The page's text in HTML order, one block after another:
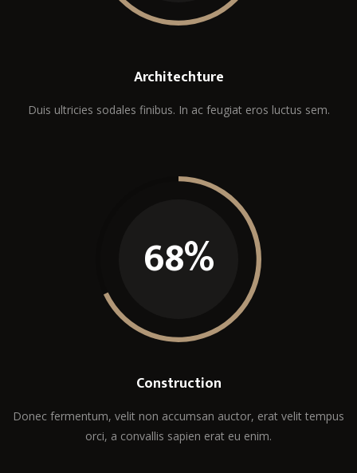
Architechture
Duis ultricies sodales finibus. In ac feugiat eros luctus sem.
68%
Construction
Donec fermentum, velit non accumsan auctor, erat velit tempus
orci, a convallis sapien erat eu enim.